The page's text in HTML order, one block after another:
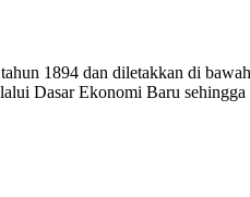
1894 dan diletakkan di
Dasar Ekonomi Baru